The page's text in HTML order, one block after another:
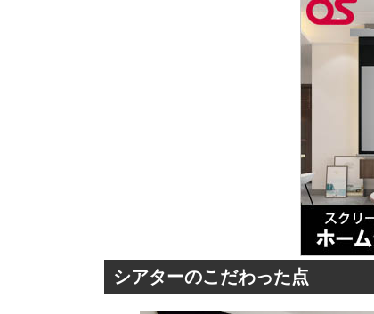
シアターのこだわった点